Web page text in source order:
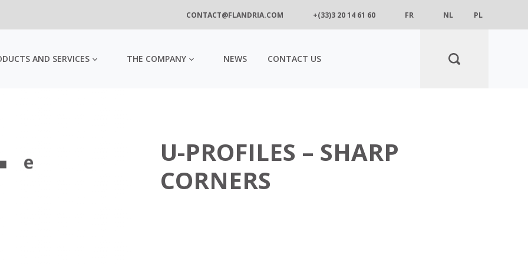
CONTACT@FLANDRIA.COM +(33)3 20 14 61 60 FR NL PL
AND SERVICES THE COMPANY NEWS CONTACT US
U-PROFILES – SHARP
CORNERS